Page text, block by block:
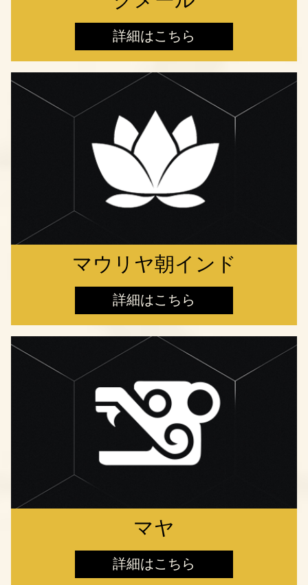
詳細はこちら
マウリヤ朝インド
詳細はこちら
マヤ
詳細はこちら